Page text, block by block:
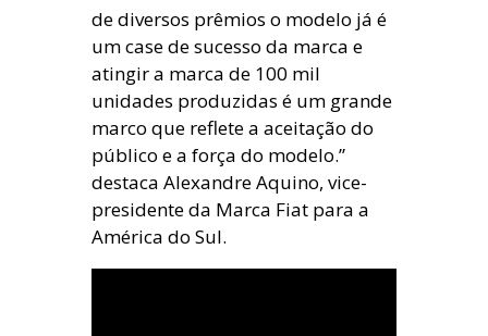
de diversos prêmios o modelo já é
um case de sucesso da marca e
atingir a marca de 100 mil
unidades produzidas é um grande
marco que reflete a aceitação do
público e a força do modelo.”
destaca Alexandre Aquino, vice-
presidente da Marca Fiat para a
América do Sul.